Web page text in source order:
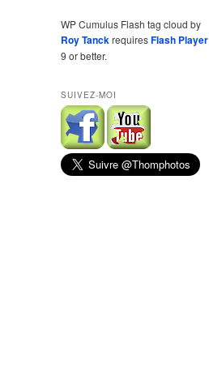
WP Cumulus Flash tag cloud by
Roy TanckrequiresFlash Player
9 or better.
SUIVEZ-MOI